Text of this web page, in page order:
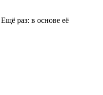
раз: в основе её